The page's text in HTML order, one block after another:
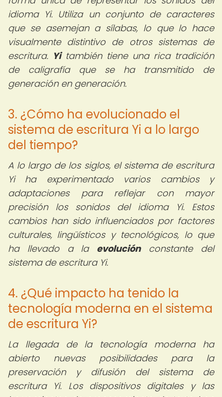
idioma Yi. Utiliza un conjunto de caracteres
que se asemejan a sílabas, lo que lo hace
visualmente distintivo de otros sistemas de
escritura. Yitambién tiene una rica tradición
de caligrafía que se ha transmitido de
generación en generación.
3. ¿Cómo ha evolucionado el
sistema de escritura Yi a lo largo
del tiempo?
A lo largo de los siglos, el sistema de escritura
Yi ha experimentado varios cambios y
adaptaciones para reflejar con mayor
precisión los sonidos del idioma Yi. Estos
cambios han sido influenciados por factores
culturales, lingüísticos y tecnológicos, lo que
ha llevado a la evoluciónconstante del
sistema de escritura Yi.
4. ¿Qué impacto ha tenido la
tecnología moderna en el sistema
de escritura Yi?
La llegada de la tecnología moderna ha
abierto nuevas posibilidades para la
preservación y difusión del sistema de
escritura Yi. Los dispositivos digitales y las